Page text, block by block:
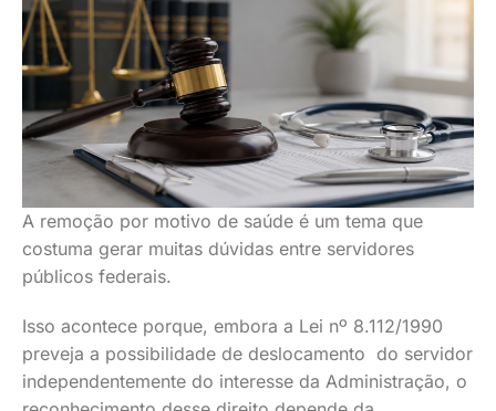
A remoção por motivo de saúde é um tema que
costuma gerar muitas dúvidas entre servidores
públicos federais.
Isso acontece porque, embora a Lei nº 8.112/1990
preveja a possibilidade de deslocamento do servidor
independentemente do interesse da Administração, o